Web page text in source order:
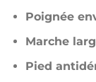
Poignée
Marche
Pied